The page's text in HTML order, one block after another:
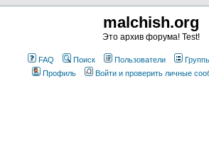
malchish.org
Это архив форума! Test!
FAQ Поиск Пользователи
Профиль
Войти и проверить личные